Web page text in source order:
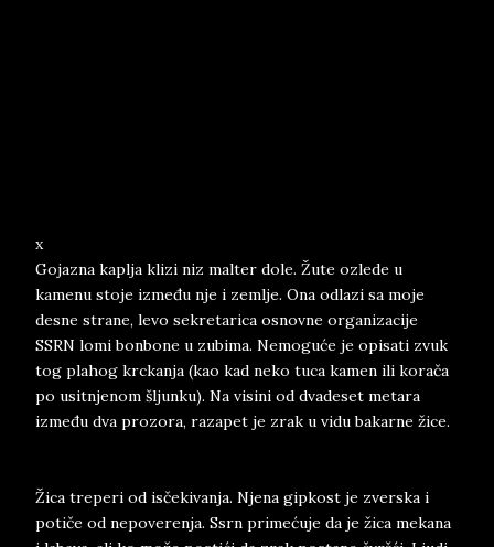
x
Gojazna kaplja klizi niz malter dole. Žute ozlede u
kamenu stoje između nje i zemlje. Ona odlazi sa moje
desne strane, levo sekretarica osnovne organizacije
SSRN lomi bonbone u zubima. Nemoguće je opisati zvuk
tog plahog krckanja (kao kad neko tuca kamen ili korača
po usitnjenom šljunku). Na visini od dvadeset metara
između dva prozora, razapet je zrak u vidu bakarne žice.
Žica treperi od isčekivanja. Njena gipkost je zverska i
potiče od nepoverenja. Ssrn primećuje da je žica mekana